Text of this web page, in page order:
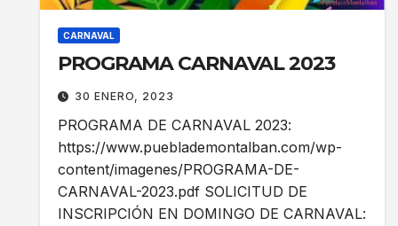
CARNAVAL
PROGRAMA CARNAVAL 2023
30 ENERO, 2023
PROGRAMA DE CARNAVAL 2023:
https://www.pueblademontalban.com/wp-
content/imagenes/PROGRAMA-DE-
CARNAVAL-2023.pdf SOLICITUD DE
INSCRIPCIÓN EN DOMINGO DE CARNAVAL: